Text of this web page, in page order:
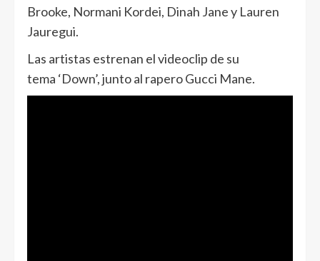
Brooke, Normani Kordei, Dinah Jane y Lauren
Jauregui.
Las artistas estrenan el videoclip de su
tema ‘Down’, junto al rapero Gucci Mane.